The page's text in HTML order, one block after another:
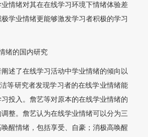
情绪对其在在线学习环境下情绪体验差
学业情绪更能够激发学习者积极的学习
绪的国内研究
述了在线学习活动中学业情绪的倾向以
等研究者发现学习者的在线学业情绪能
投入。詹艺等对原本的在线学业情绪的
整。詹艺认为在线学业情绪可以分为三
醒情绪，包括享受、自豪；消极高唤醒